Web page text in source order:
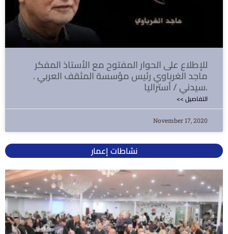
للإطلاع على الحوار المفتوح مع الأستاذ المفكر
ماجد الغرباوي رئيس مؤسسة المثقف العربي .
سيدني / أستراليا.
<< التفاصيل
November 17, 2020
نشاطات إعمار